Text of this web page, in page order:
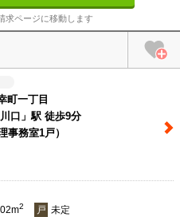
求ページに移動します
町一丁目
口」駅 徒歩9分
事務室1戸）
2 戸 未定